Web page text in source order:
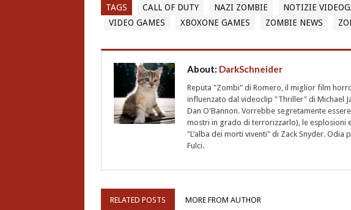
TAGS CALL OF DUTY NAZI ZOMBIE NOTIZIE
VIDEO GAMES
XBOXONE GAMES ZOMBIE NEWS
About: DarkSchneider
Reputa "Zombi" di Romero, il miglior film
influenzato dal videoclip "Thriller" di Michael
Dan O'Bannon. Vorrebbe segretamente
mostri in grado di terrorizzarlo), le esplosioni
"L’alba dei morti viventi" di Zack Snyder.
Fulci.
RELATED POSTS MORE FROM AUTHOR